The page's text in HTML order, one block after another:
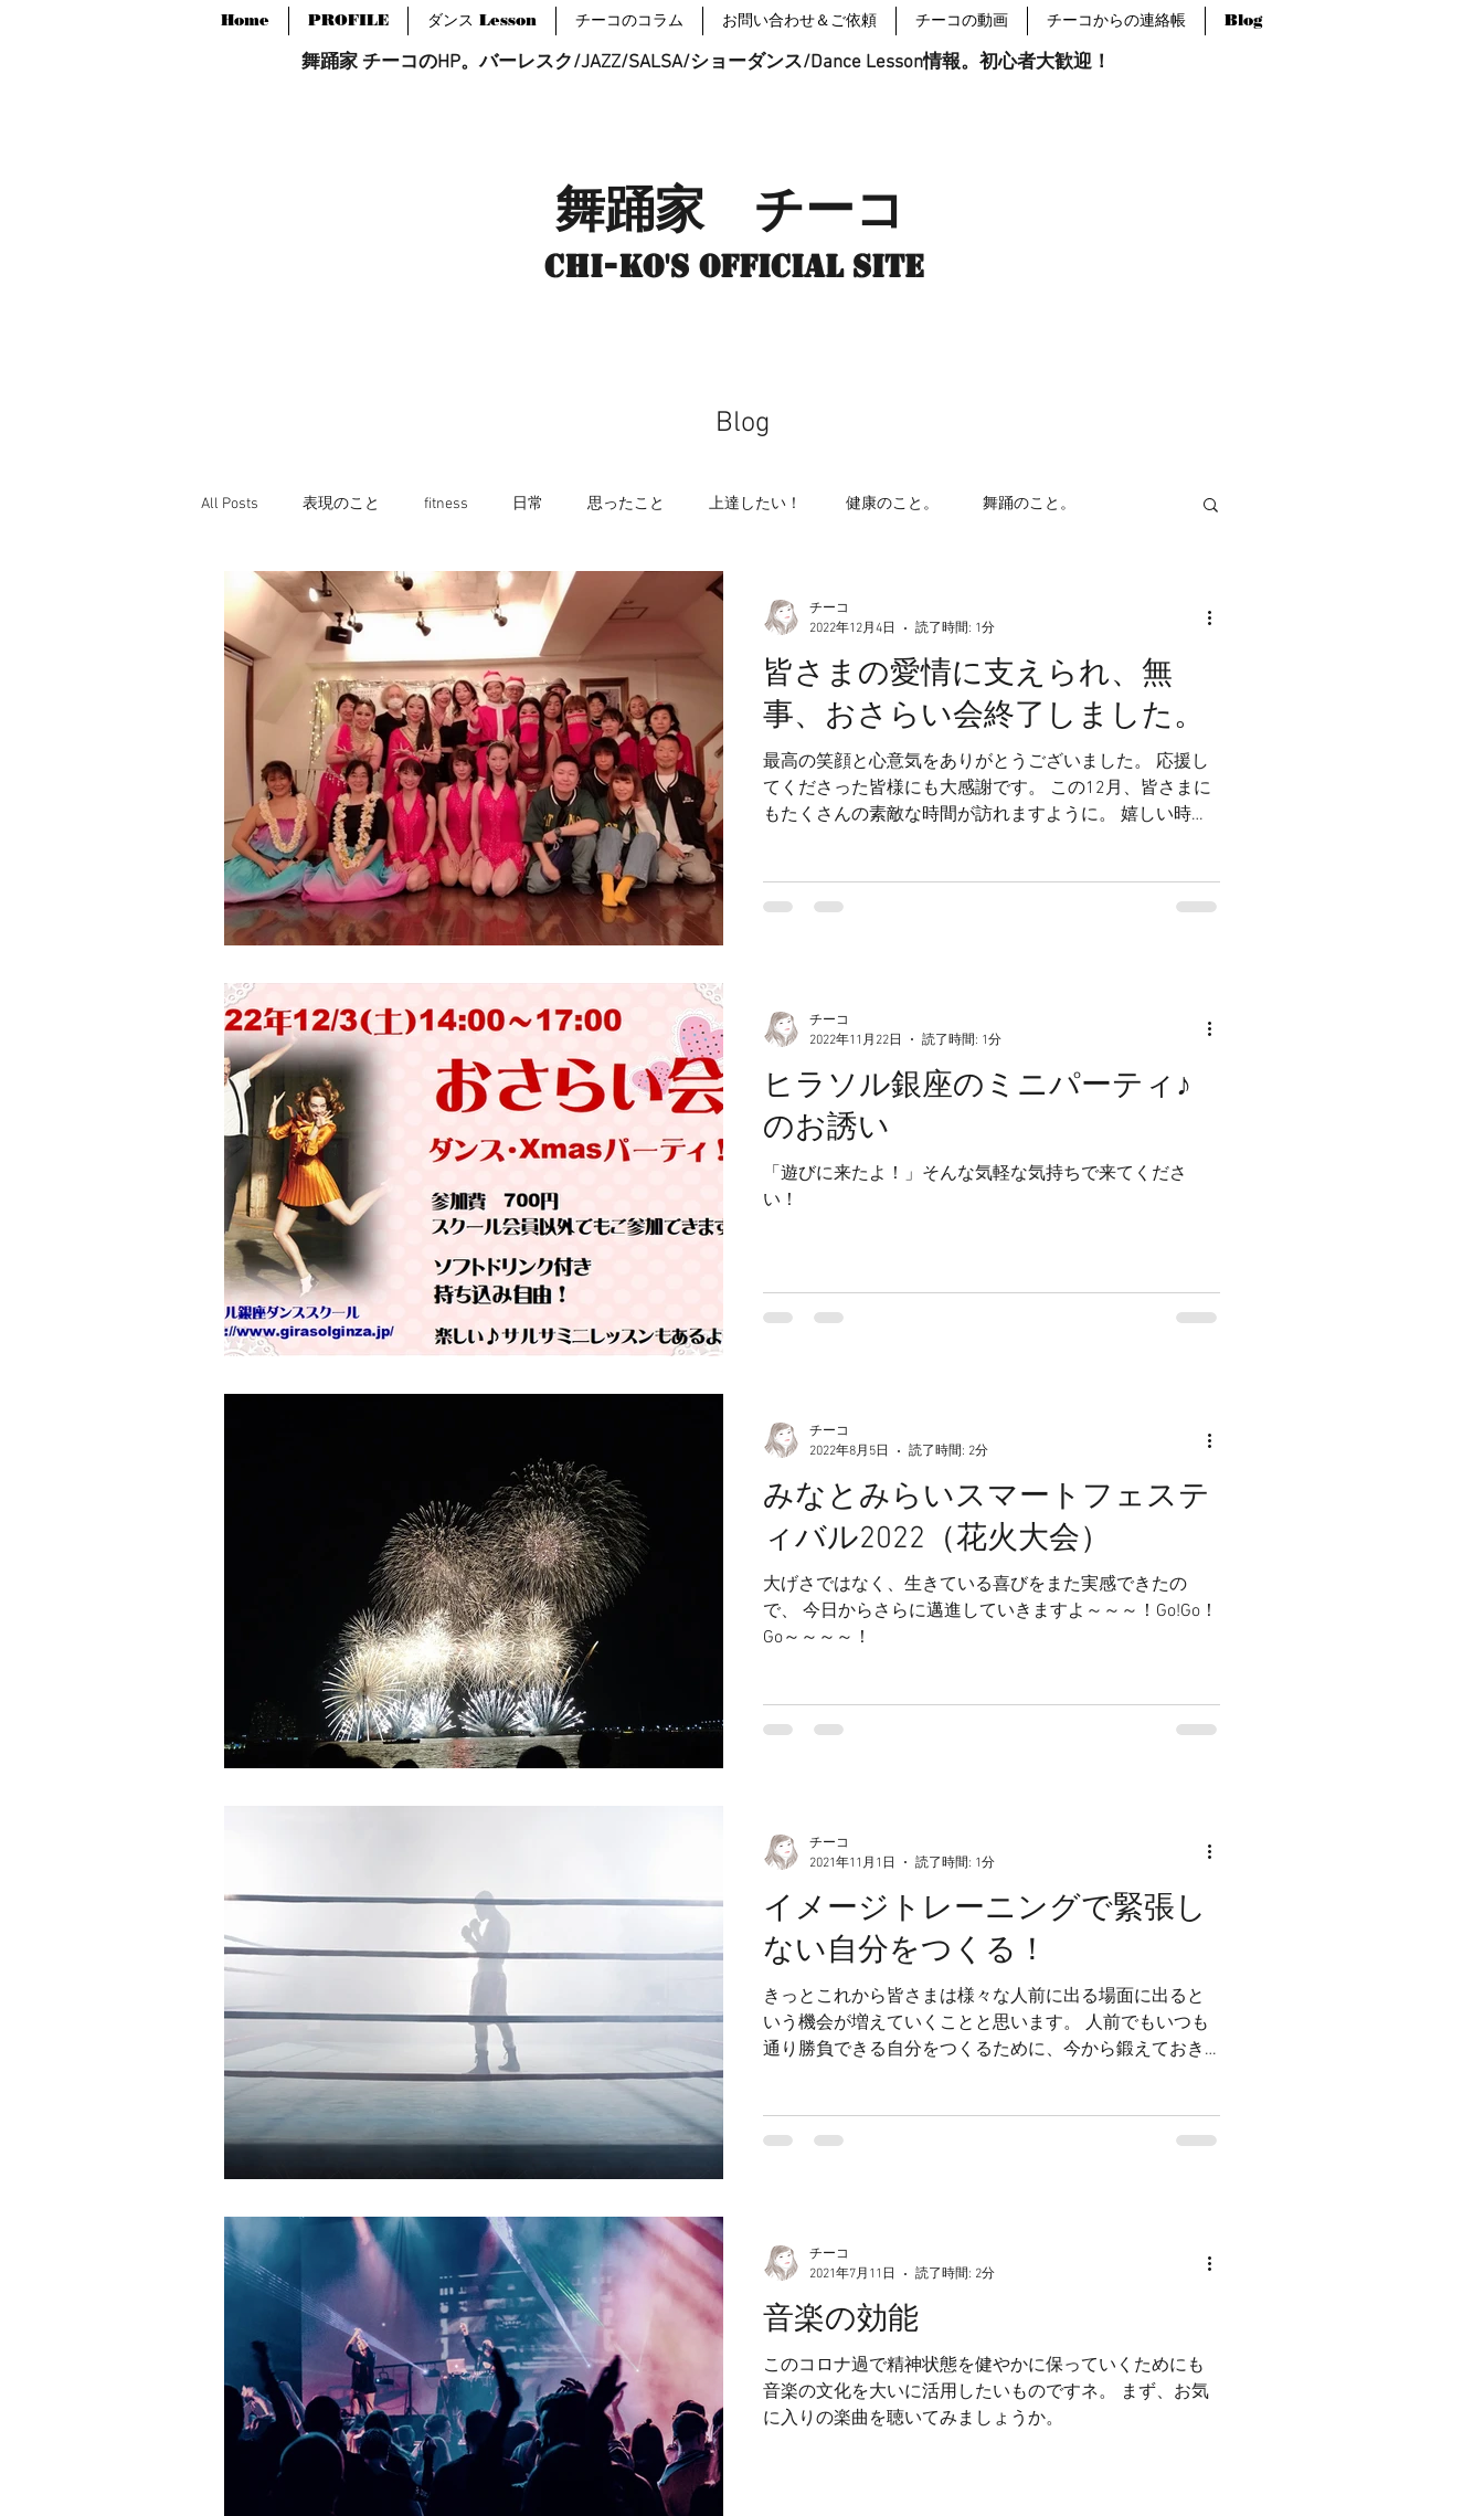
Home PROFILE ダンス Lesson チーコのコラム お問い合わせ＆ご依頼 チーコの動画 チーコからの連絡帳 Blog
舞踊家 チーコのHP。バーレスク/JAZZ/SALSA/ショーダンス/Dance Lesson情報。初心者大歓迎！
舞踊家 チーコ
Chi-ko's Official site
Blog
All Posts 表現のこと fitness 日常 思ったこと 上達したい！ 健康のこと。 舞踊のこと。
愉快なこと 動画☆
皆さまの愛情に支えられ、無
事、おさらい会終了しました。
最高の笑顔と心意気をありがとうございました。 応援し
てくださった皆様にも大感謝です。 この12月、皆さまに
もたくさんの素敵な時間が訪れますように。 嬉しい時間
チーコ
2022年12月4日
読了時間: 1分
ヒラソル銀座のミニパーティ♪
のお誘い
「遊びに来たよ！」そんな気軽な気持ちで来てくださ
い！
チーコ
2022年11月22日
読了時間: 1分
みなとみらいスマートフェステ
ィバル2022（花火大会）
大げさではなく、生きている喜びをまた実感できたの
で、 今日からさらに邁進していきますよ～～～！Go!Go！
Go～～～～！
チーコ
2022年8月5日
読了時間: 2分
イメージトレーニングで緊張し
ない自分をつくる！
きっとこれから皆さまは様々な人前に出る場面に出ると
いう機会が増えていくことと思います。 人前でもいつも
通り勝負できる自分をつくるために、今から鍛えておき
チーコ
2021年11月1日
読了時間: 1分
音楽の効能
このコロナ過で精神状態を健やかに保っていくためにも
音楽の文化を大いに活用したいものですネ。 まず、お気
に入りの楽曲を聴いてみましょうか。
チーコ
2021年7月11日
読了時間: 2分